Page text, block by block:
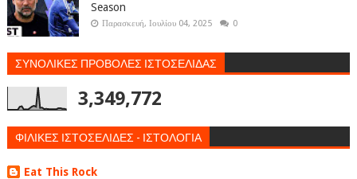
Season
Παρασκευή, Ιουλίου 04, 2025 0
ΣΥΝΟΛΙΚΕΣ ΠΡΟΒΟΛΕΣ ΙΣΤΟΣΕΛΙΔΑΣ
3,349,772
ΦΙΛΙΚΕΣ ΙΣΤΟΣΕΛΙΔΕΣ - ΙΣΤΟΛΟΓΙΑ
Eat This Rock